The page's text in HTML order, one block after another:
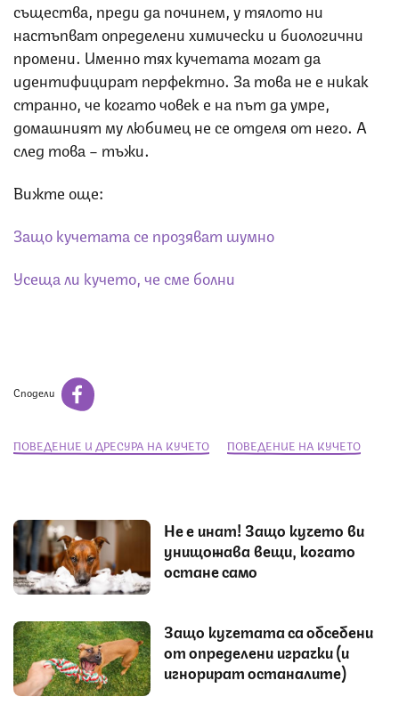
същества, преди да починем, у тялото ни
настъпват определени химически и биологични
промени. Именно тях кучетата могат да
идентифицират перфектно. За това не е никак
странно, че когато човек е на път да умре,
домашният му любимец не се отделя от него. А
след това – тъжи.
Вижте още:
Защо кучетата се прозяват шумно
Усеща ли кучето, че сме болни
Сподели
ПОВЕДЕНИЕ И ДРЕСУРА НА КУЧЕТО ПОВЕДЕНИЕ НА КУЧЕТО
Не е инат! Защо кучето ви
унищожава вещи, когато
остане само
Защо кучетата са обсебени
от определени играчки (и
игнорират останалите)